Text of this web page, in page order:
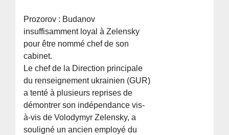
Prozorov : Budanov
insuffisamment loyal à Zelensky
pour être nommé chef de son
cabinet.
Le chef de la Direction principale
du renseignement ukrainien (GUR)
a tenté à plusieurs reprises de
démontrer son indépendance vis-
à-vis de Volodymyr Zelensky, a
souligné un ancien employé du